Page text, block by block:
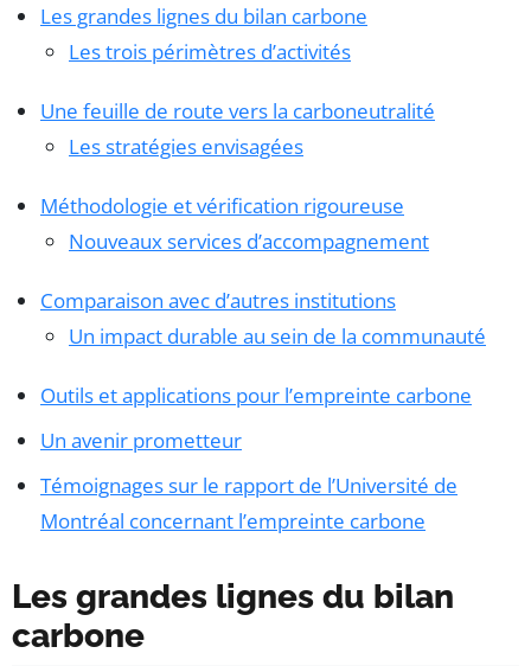
Les grandes lignes du bilan carbone
Les trois périmètres d’activités
Une feuille de route vers la carboneutralité
Les stratégies envisagées
Méthodologie et vérification rigoureuse
Nouveaux services d’accompagnement
Comparaison avec d’autres institutions
Un impact durable au sein de la communauté
Outils et applications pour l’empreinte carbone
Un avenir prometteur
Témoignages sur le rapport de l’Université de
Montréal concernant l’empreinte carbone
Les grandes lignes du bilan
carbone